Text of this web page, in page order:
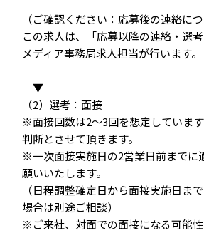
（ご確認ください：応募後の連絡につ
この求人は、「応募以降の連絡・選
メディア事務局求人担当が行います。
▼
（2）選考：面接
※面接回数は2～3回を想定していま
判断とさせて頂きます。
※一次面接実施日の2営業日前までに
願いいたします。
（日程調整確定日から面接実施日ま
場合は別途ご相談）
※ご来社、対面での面接になる可能性